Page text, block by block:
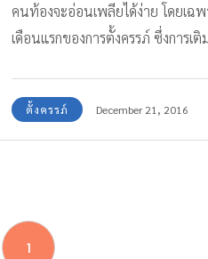
คนท้องจะอ่อนเพลียได้ง่าย โดยเฉพ
เดือนแรกของการตั้งครรภ์ ซึ่งการเ
นอนหลับได้ดีด้วยเช่นกัน ทีมงาน
Kids มีประโยชน์จากการนอนหลับ
ตั้งครรภ์ December 21, 2016
1